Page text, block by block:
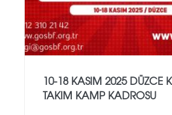
10-18 KASIM 2025 DÜZCE
TAKIM KAMP KADROSU